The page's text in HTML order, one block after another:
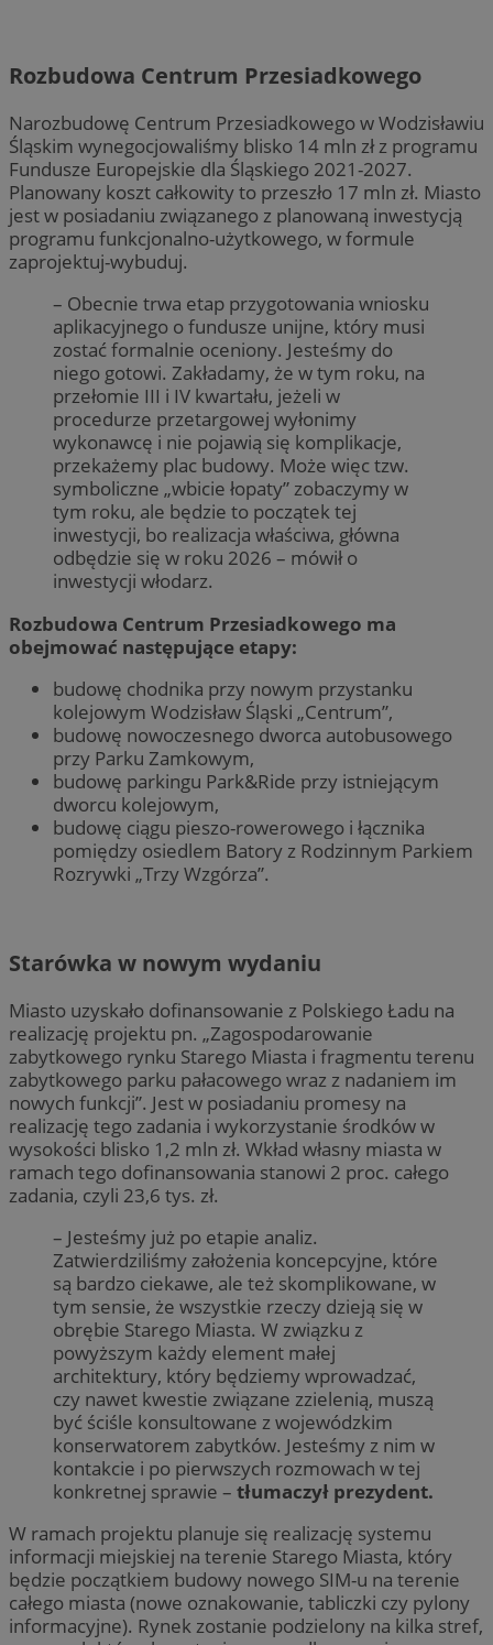
Rozbudowa Centrum Przesiadkowego
Narozbudowę Centrum Przesiadkowego w Wodzisławiu
Śląskim wynegocjowaliśmy blisko 14 mln zł z programu
Fundusze Europejskie dla Śląskiego 2021-2027.
Planowany koszt całkowity to przeszło 17 mln zł. Miasto
jest w posiadaniu związanego z planowaną inwestycją
programu funkcjonalno-użytkowego, w formule
zaprojektuj-wybuduj.
– Obecnie trwa etap przygotowania wniosku
aplikacyjnego o fundusze unijne, który musi
zostać formalnie oceniony. Jesteśmy do
niego gotowi. Zakładamy, że w tym roku, na
przełomie III i IV kwartału, jeżeli w
procedurze przetargowej wyłonimy
wykonawcę i nie pojawią się komplikacje,
przekażemy plac budowy. Może więc tzw.
symboliczne „wbicie łopaty” zobaczymy w
tym roku, ale będzie to początek tej
inwestycji, bo realizacja właściwa, główna
odbędzie się w roku 2026 – mówił o
inwestycji włodarz.
Rozbudowa Centrum Przesiadkowego ma
obejmować następujące etapy:
budowę chodnika przy nowym przystanku
kolejowym Wodzisław Śląski „Centrum”,
budowę nowoczesnego dworca autobusowego
przy Parku Zamkowym,
budowę parkingu Park&Ride przy istniejącym
dworcu kolejowym,
budowę ciągu pieszo-rowerowego i łącznika
pomiędzy osiedlem Batory z Rodzinnym Parkiem
Rozrywki „Trzy Wzgórza”.
Starówka w nowym wydaniu
Miasto uzyskało dofinansowanie z Polskiego Ładu na
realizację projektu pn. „Zagospodarowanie
zabytkowego rynku Starego Miasta i fragmentu terenu
zabytkowego parku pałacowego wraz z nadaniem im
nowych funkcji”. Jest w posiadaniu promesy na
realizację tego zadania i wykorzystanie środków w
wysokości blisko 1,2 mln zł. Wkład własny miasta w
ramach tego dofinansowania stanowi 2 proc. całego
zadania, czyli 23,6 tys. zł.
– Jesteśmy już po etapie analiz.
Zatwierdziliśmy założenia koncepcyjne, które
są bardzo ciekawe, ale też skomplikowane, w
tym sensie, że wszystkie rzeczy dzieją się w
obrębie Starego Miasta. W związku z
powyższym każdy element małej
architektury, który będziemy wprowadzać,
czy nawet kwestie związane zzielenią, muszą
być ściśle konsultowane z wojewódzkim
konserwatorem zabytków. Jesteśmy z nim w
kontakcie i po pierwszych rozmowach w tej
konkretnej sprawie – tłumaczył prezydent.
W ramach projektu planuje się realizację systemu
informacji miejskiej na terenie Starego Miasta, który
będzie początkiem budowy nowego SIM-u na terenie
całego miasta (nowe oznakowanie, tabliczki czy pylony
informacyjne). Rynek zostanie podzielony na kilka stref,